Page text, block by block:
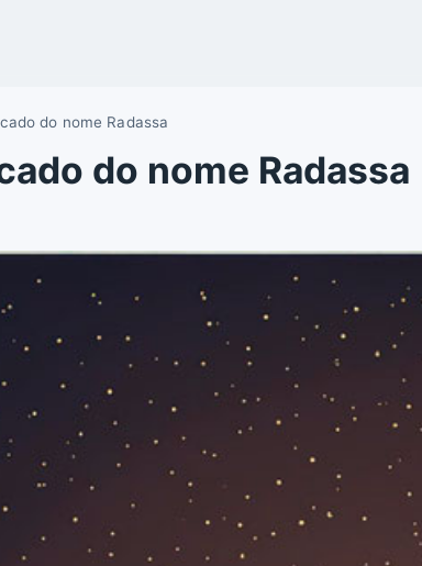
do nome Radassa
do nome Radassa